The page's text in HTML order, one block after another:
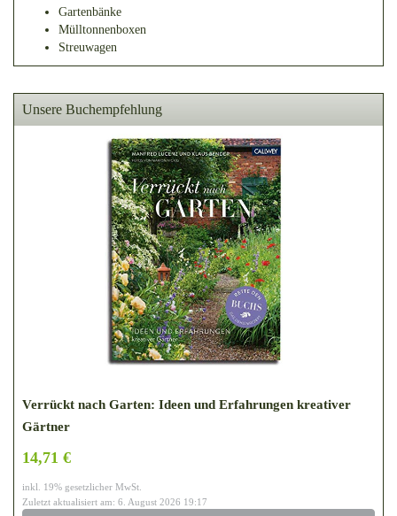
Gartenbänke
Mülltonnenboxen
Streuwagen
Unsere Buchempfehlung
Verrückt nach Garten: Ideen und Erfahrungen kreativer
Gärtner
14,71 €
inkl. 19% gesetzlicher MwSt.
Zuletzt aktualisiert am: 6. August 2026 19:17